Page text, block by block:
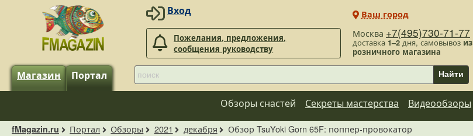
Вход
Пожелания, предложения,
сообщения руководству
Москва +7(495)730-71-77
доставка 1–2дня, самовывоз из
розничного магазина
Ваш город
Магазин Портал Найти
Обзоры снастей Секреты мастерства Видеообзоры
fMagazin.ru Портал Обзоры 2021 декабря Обзор TsuYoki Gorn 65F: поппер-провокатор